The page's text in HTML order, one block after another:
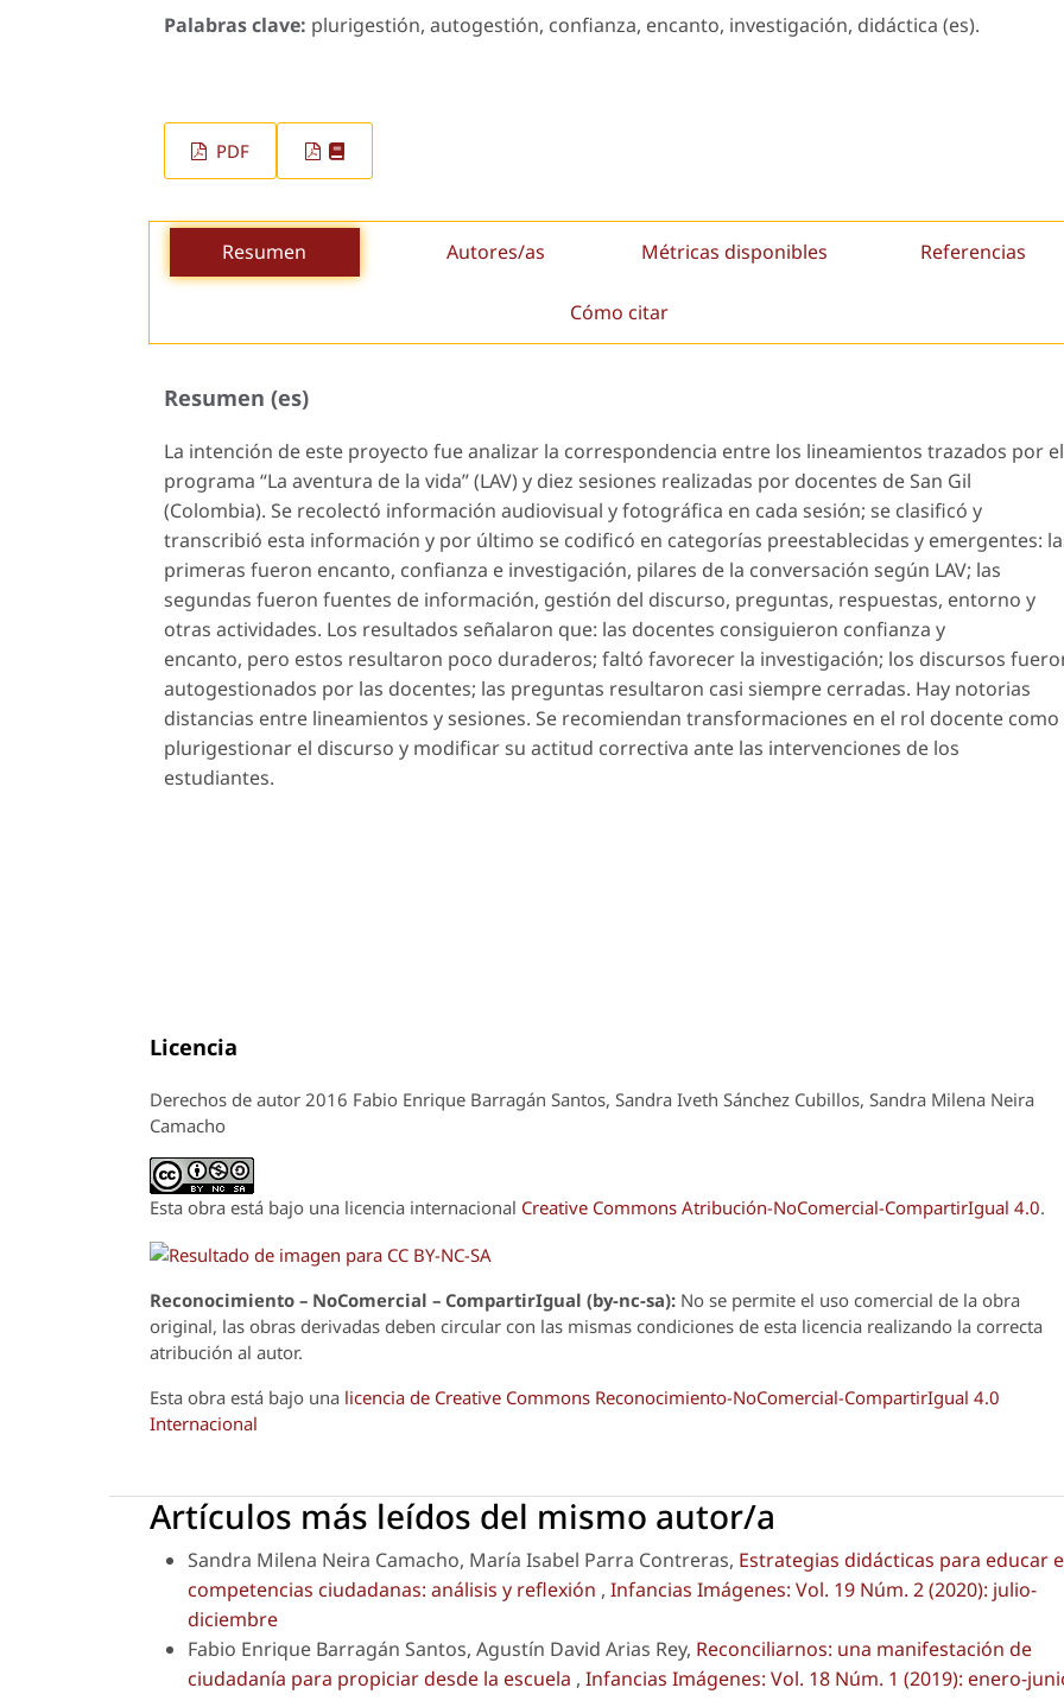
Palabras clave: plurigestión, autogestión, confianza, encanto, investigación, didáctica (es).
PDF
Resumen Autores/as Métricas disponibles Referencias
Cómo citar
Resumen (es)
La intención de este proyecto fue analizar la correspondencia entre los lineamientos trazados por el
programa “La aventura de la vida” (LAV) y diez sesiones realizadas por docentes de San Gil
(Colombia). Se recolectó información audiovisual y fotográfica en cada sesión; se clasificó y
transcribió esta información y por último se codificó en categorías preestablecidas y emergentes:
primeras fueron encanto, confianza e investigación, pilares de la conversación según LAV; las
segundas fueron fuentes de información, gestión del discurso, preguntas, respuestas, entorno y
otras actividades. Los resultados señalaron que: las docentes consiguieron confianza y
encanto, pero estos resultaron poco duraderos; faltó favorecer la investigación; los discursos
autogestionados por las docentes; las preguntas resultaron casi siempre cerradas. Hay notorias
distancias entre lineamientos y sesiones. Se recomiendan transformaciones en el rol docente como
plurigestionar el discurso y modificar su actitud correctiva ante las intervenciones de los
estudiantes.
Licencia
Derechos de autor 2016 Fabio Enrique Barragán Santos, Sandra Iveth Sánchez Cubillos, Sandra Milena Neira
Camacho
Esta obra está bajo una licencia internacional Creative Commons Atribución-NoComercial-CompartirIgual 4.0.
Reconocimiento – NoComercial – CompartirIgual (by-nc-sa): No se permite el uso comercial de la obra
original, las obras derivadas deben circular con las mismas condiciones de esta licencia realizando la correcta
atribución al autor.
Esta obra está bajo una licencia de Creative Commons Reconocimiento-NoComercial-CompartirIgual 4.0
Internacional
Artículos más leídos del mismo autor/a
Sandra Milena Neira Camacho, María Isabel Parra Contreras, Estrategias didácticas para educar
competencias ciudadanas: análisis y reflexión , Infancias Imágenes: Vol. 19 Núm. 2 (2020): julio-
diciembre
Fabio Enrique Barragán Santos, Agustín David Arias Rey, Reconciliarnos: una manifestación de
ciudadanía para propiciar desde la escuela , Infancias Imágenes: Vol. 18 Núm. 1 (2019): enero-